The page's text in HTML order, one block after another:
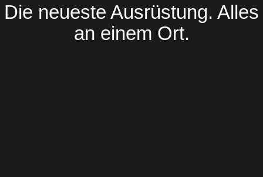
Die neueste Ausrüstung. Alles
an einem Ort.